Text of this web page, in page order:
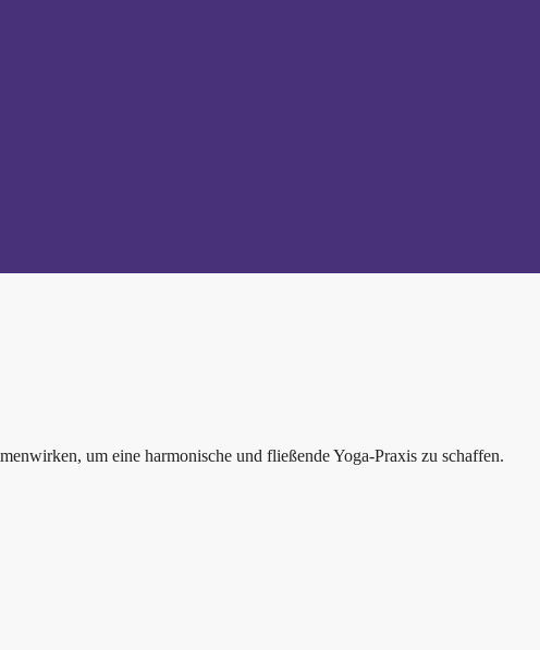
um eine harmonische und fließende Yoga-Praxis zu schaffen.